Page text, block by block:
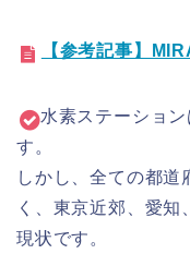
【参考記事】
水素ステーショ
す。
しかし、全ての都道
く、東京近郊、愛
現状です。